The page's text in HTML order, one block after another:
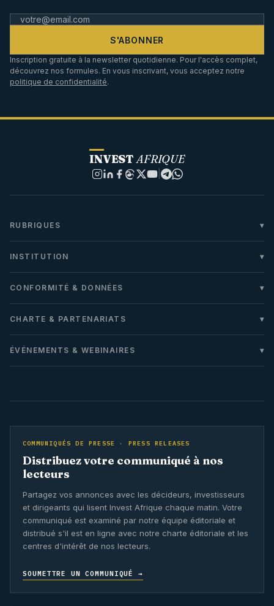
S'ABONNER
Inscription gratuite à la newsletter quotidienne. Pour l'accès complet,
découvrez nos formules. En vous inscrivant, vous acceptez notre
politique de confidentialité.
INVEST AFRIQUE
|
RUBRIQUES
INSTITUTION
CONFORMITÉ & DONNÉES
CHARTE & PARTENARIATS
ÉVÉNEMENTS & WEBINAIRES
COMMUNIQUÉS DE PRESSE · PRESS RELEASES
Distribuez votre communiqué à nos
lecteurs
Partagez vos annonces avec les décideurs, investisseurs
et dirigeants qui lisent Invest Afrique chaque matin. Votre
communiqué est examiné par notre équipe éditoriale et
distribué s'il est en ligne avec notre charte éditoriale et les
centres d'intérêt de nos lecteurs.
SOUMETTRE UN COMMUNIQUÉ →